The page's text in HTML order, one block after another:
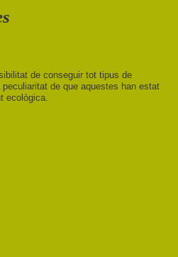
de conseguir tot tipus de
de que aquestes han estat
ecològica.